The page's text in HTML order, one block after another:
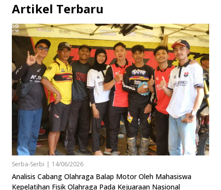
Artikel Terbaru
Serba-Serbi | 14/06/2026
Analisis Cabang Olahraga Balap Motor Oleh Mahasiswa
Kepelatihan Fisik Olahraga Pada Kejuaraan Nasional